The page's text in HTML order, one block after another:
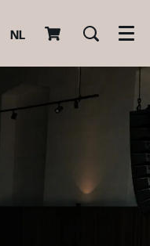
NL